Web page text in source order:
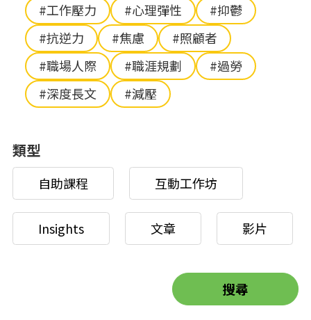
#工作壓力
#心理彈性
#抑鬱
#抗逆力
#焦慮
#照顧者
#職場人際
#職涯規劃
#過勞
#深度長文
#減壓
類型
自助課程 互動工作坊
Insights 文章 影片